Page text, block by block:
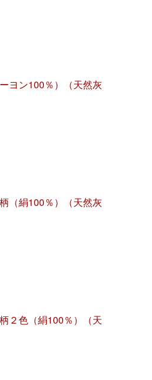
ヨン100％）（天然灰
（絹100％）（天然灰
２色（絹100％）（天